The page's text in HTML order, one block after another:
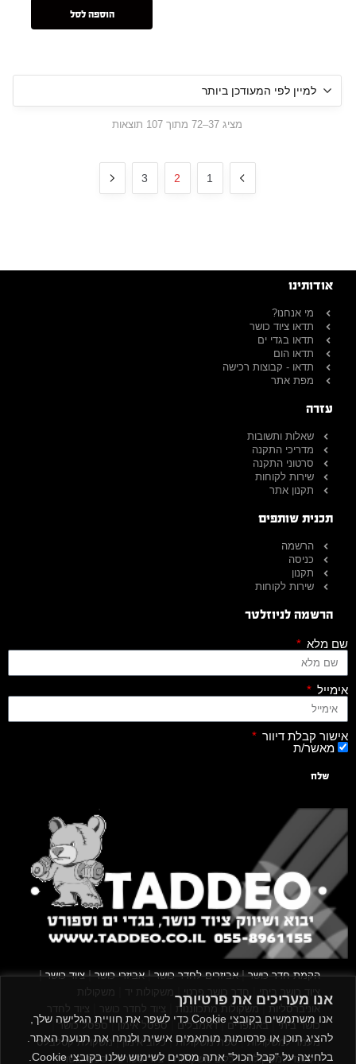
אנו מעריכים את פרטיותך
אנו משתמשים בקובצי Cookie כדי לשפר את חוויית הגלישה שלך,
להציג תוכן או פרסומות מותאמים אישית ולנתח את תנועת האתר.
בלחיצה על "קבל הכול" אתה מסכים לשימוש שלנו בקובצי Cookie.
הוספה לסל
מציג 37–72 מתוך 107 תוצאות
1
2
3
אודותינו
מי אנחנו?
תדאו ציוד כושר
תדאו בגדי ים
תדאו הום
תדאו - קבוצות רכישה
מפת אתר
עזרה
שאלות ותשובות
מדריכי התקנה
סרטוני התקנה
שירות לקוחות
תקנון אתר
תכנית שותפים
הרשמה
כניסה
תקנון
שירות לקוחות
הרשמה לניוזלטר
שם מלא
אימייל
אישור קבלת דיוור
מאשר/ת
שלח
הקמת חדר כושר|אביזרים לחדר כושר|אביזרי כושר|ציוד כושר|
ציוד כושר ביתי חדר כושר פרטי משקולות יד
משקולות
אוניברסליות |משקולות מתכווננות ציוד לחדר כושר
ציוד לחדר
כושר ביתי|באמפרים |דאמבלים |ספסל אימון | ספסל כושר|
מעמד למשקולות|ספת משקולות |כלוב אימון|משקולת קטלבלס
|סטנד למשקולות|כלוב משקולות|ציוד ספורט|ספת כושר|